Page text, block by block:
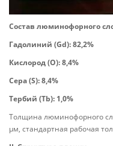
Состав люминофорного
Гадолиний (Gd): 82,2%
Кислород (O): 8,4%
Сера (S): 8,4%
Тербий (Tb): 1,0%
Толщина люминофорного
μм, стандартная рабочая